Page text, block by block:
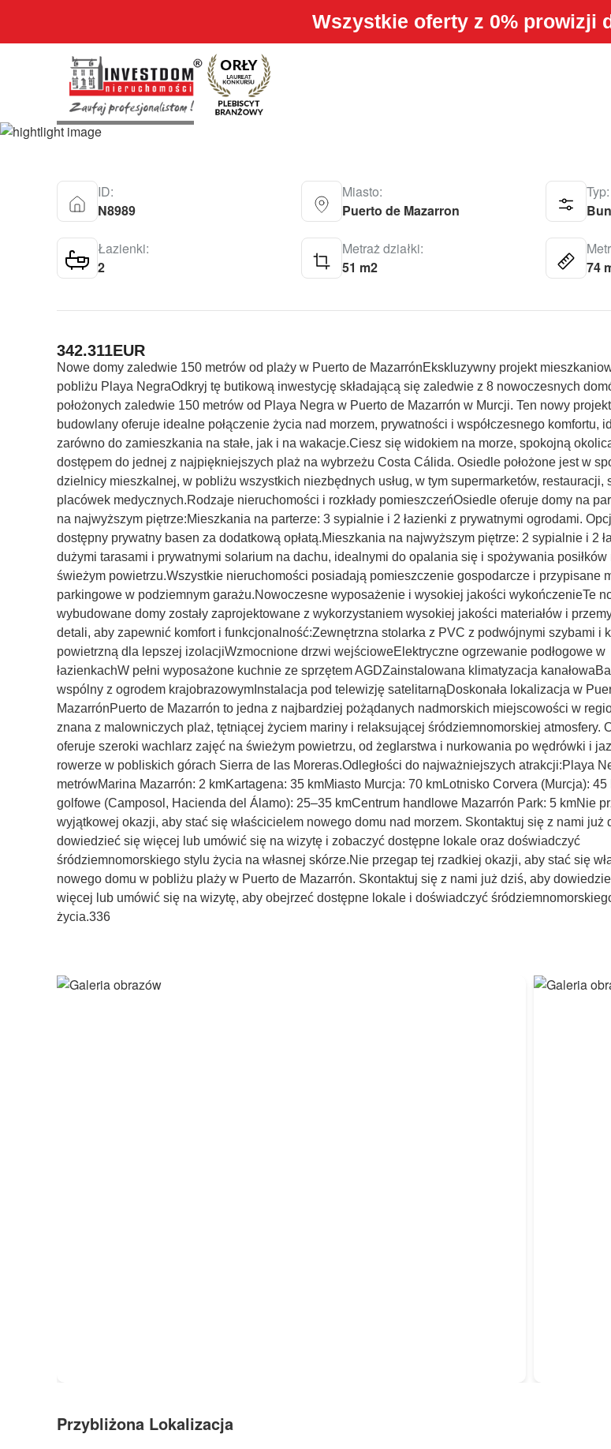
Wszystkie oferty z 0% prowizji
BUNGALOW – PUERTO DE MAZARRON
342.311EUR
ID:
N8989
Miasto:
Puerto de Mazarron
Typ:
Łazienki:
2
Metraż działki:
51 m2
74
342.311EUR
Nowe domy zaledwie 150 metrów od plaży w Puerto de MazarrónEkskluzywny projekt
pobliżu Playa NegraOdkryj tę butikową inwestycję składającą się zaledwie z 8 nowoczesnych
położonych zaledwie 150 metrów od Playa Negra w Puerto de Mazarrón w Murcji. Ten nowy projekt
budowlany oferuje idealne połączenie życia nad morzem, prywatności i współczesnego komfortu,
zarówno do zamieszkania na stałe, jak i na wakacje.Ciesz się widokiem na morze, spokojną
dostępem do jednej z najpiękniejszych plaż na wybrzeżu Costa Cálida. Osiedle położone jest w
dzielnicy mieszkalnej, w pobliżu wszystkich niezbędnych usług, w tym supermarketów, restauracji,
placówek medycznych.Rodzaje nieruchomości i rozkłady pomieszczeńOsiedle oferuje domy na
na najwyższym piętrze:Mieszkania na parterze: 3 sypialnie i 2 łazienki z prywatnymi ogrodami.
dostępny prywatny basen za dodatkową opłatą.Mieszkania na najwyższym piętrze: 2 sypialnie i 2
dużymi tarasami i prywatnymi solarium na dachu, idealnymi do opalania się i spożywania posiłków
świeżym powietrzu.Wszystkie nieruchomości posiadają pomieszczenie gospodarcze i przypisane
parkingowe w podziemnym garażu.Nowoczesne wyposażenie i wysokiej jakości wykończenieTe
wybudowane domy zostały zaprojektowane z wykorzystaniem wysokiej jakości materiałów i
detali, aby zapewnić komfort i funkcjonalność:Zewnętrzna stolarka z PVC z podwójnymi szybami i
powietrzną dla lepszej izolacjiWzmocnione drzwi wejścioweElektryczne ogrzewanie podłogowe w
łazienkachW pełni wyposażone kuchnie ze sprzętem AGDZainstalowana klimatyzacja
wspólny z ogrodem krajobrazowymInstalacja pod telewizję satelitarnąDoskonała lokalizacja w
MazarrónPuerto de Mazarrón to jedna z najbardziej pożądanych nadmorskich miejscowości w
znana z malowniczych plaż, tętniącej życiem mariny i relaksującej śródziemnomorskiej atmosfery.
oferuje szeroki wachlarz zajęć na świeżym powietrzu, od żeglarstwa i nurkowania po wędrówki i
rowerze w pobliskich górach Sierra de las Moreras.Odległości do najważniejszych atrakcji:Playa
metrówMarina Mazarrón: 2 kmKartagena: 35 kmMiasto Murcja: 70 kmLotnisko Corvera (Murcja): 45
golfowe (Camposol, Hacienda del Álamo): 25–35 kmCentrum handlowe Mazarrón Park: 5 kmNie
wyjątkowej okazji, aby stać się właścicielem nowego domu nad morzem. Skontaktuj się z nami już
dowiedzieć się więcej lub umówić się na wizytę i zobaczyć dostępne lokale oraz doświadczyć
śródziemnomorskiego stylu życia na własnej skórze.Nie przegap tej rzadkiej okazji, aby stać się
nowego domu w pobliżu plaży w Puerto de Mazarrón. Skontaktuj się z nami już dziś, aby
więcej lub umówić się na wizytę, aby obejrzeć dostępne lokale i doświadczyć
życia.336
Przybliżona Lokalizacja